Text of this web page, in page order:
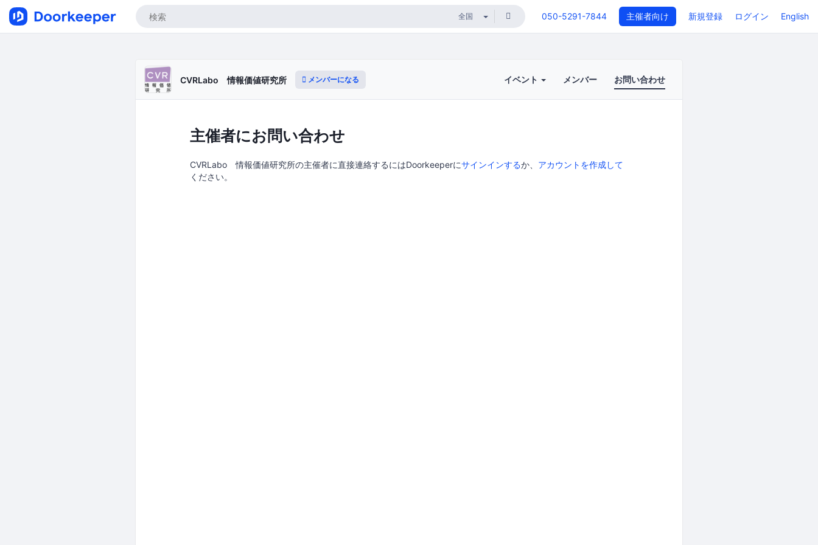
050-5291-7844 主催者向け 新規登録 ログイン English
CVRLabo 情報価値研究所 メンバーになる イベント メンバー お問い合わせ
主催者にお問い合わせ
CVRLabo 情報価値研究所の主催者に直接連絡するにはDoorkeeperにサインインするか、 アカウントを作成して
ください。